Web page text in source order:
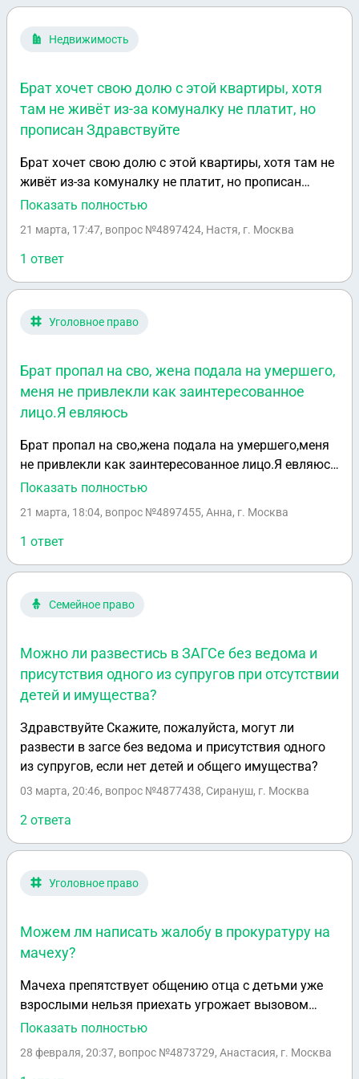
прописан кроме меня и моих детей
Недвижимость
Брат хочет свою долю с этой квартиры, хотя
там не живёт из-за комуналку не платит, но
прописан Здравствуйте
Брат хочет свою долю с этой квартиры, хотя там не
живёт из-за комуналку не платит, но прописан
Здравствуйте, прописано 6 человек, квартира
дочь живет тоже в этой квартире со мной она не
совершенно летняя, как нам поступить, за квартиру
он не платит не когда, в доме нечего его нету
Показать полностью
21 марта, 17:47, вопрос №4897424, Настя, г. Москва
1 ответ
Уголовное право
Брат пропал на сво, жена подала на умершего,
меня не привлекли как заинтересованное
лицо.Я евляюсь
Брат пропал на сво,жена подала на умершего,меня
не привлекли как заинтересованное лицо.Я евляюсь
сестрой.Также пришел отказ об фиктивном
общение,ничего.Жила с другим,прокурор отказал по
27 статье
Показать полностью
21 марта, 18:04, вопрос №4897455, Анна, г. Москва
1 ответ
Семейное право
Можно ли развестись в ЗАГСе без ведома и
присутствия одного из супругов при отсутствии
детей и имущества?
Здравствуйте Скажите, пожалуйста, могут ли
развести в загсе без ведома и присутствия одного
из супругов, если нет детей и общего имущества?
03 марта, 20:46, вопрос №4877438, Сирануш, г. Москва
2 ответа
Уголовное право
Можем лм написать жалобу в прокуратуру на
мачеху?
Мачеха препятствует общению отца с детьми уже
взрослыми нельзя приехать угрожает вызовом
полиции в обратном случае, болел тяжело, был
только когда приехали с полицией. Как поступить
Показать полностью
28 февраля, 20:37, вопрос №4873729, Анастасия, г. Москва